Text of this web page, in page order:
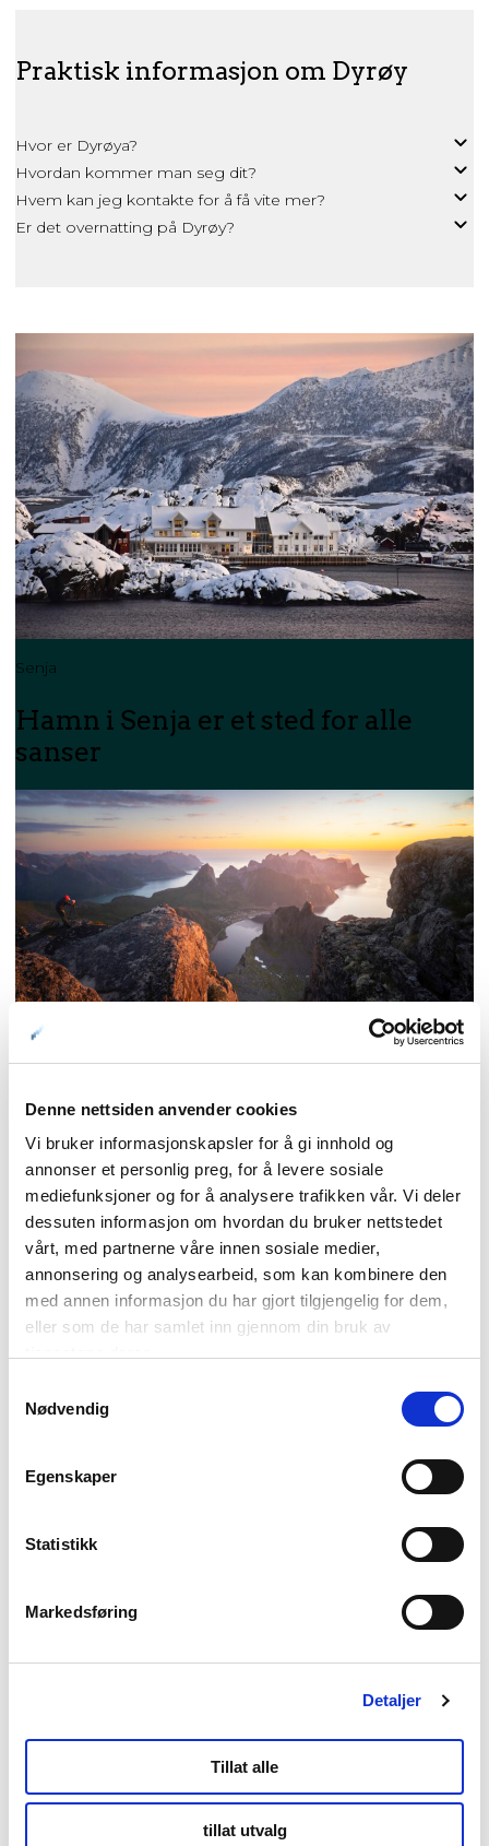
Denne nettsiden anvender cookies
Vi bruker informasjonskapsler for å gi innhold og
annonser et personlig preg, for å levere sosiale
mediefunksjoner og for å analysere trafikken vår. Vi deler
dessuten informasjon om hvordan du bruker nettstedet
vårt, med partnerne våre innen sosiale medier,
annonsering og analysearbeid, som kan kombinere den
med annen informasjon du har gjort tilgjengelig for dem,
eller som de har samlet inn gjennom din bruk av
Nødvendig
Egenskaper
Statistikk
Markedsføring
Detaljer
Tillat alle
tillat utvalg
Praktisk informasjon om Dyrøy
Hvor er Dyrøya?
Hvordan kommer man seg dit?
Hvem kan jeg kontakte for å få vite mer?
Er det overnatting på Dyrøy?
Senja
Hamn i Senja er et sted for alle
sanser
Nasjonal turistveg på Ytre Senja
slynger seg langs storhavet
Nasjonale turistveier